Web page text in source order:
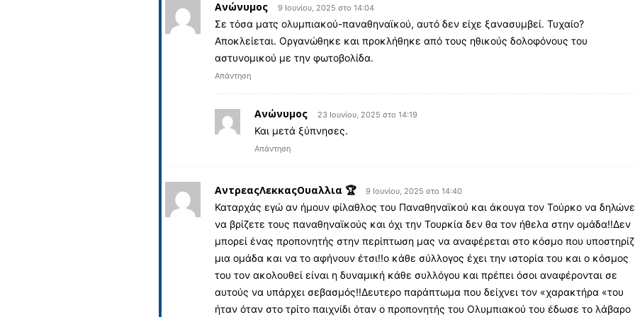
Ανώνυμος 9 Ιουνίου, 2025 στο 14:04
Σε τόσα ματς ολυμπιακού-παναθηναϊκού, αυτό δεν είχε ξανασυμβεί. Τυχαίο?
Αποκλείεται. Οργανώθηκε και προκλήθηκε από τους ηθικούς δολοφόνους του
αστυνομικού με την φωτοβολίδα.
Απάντηση
Ανώνυμος 23 Ιουνίου, 2025 στο 14:19
Και μετά ξύπνησες.
Απάντηση
ΑντρεαςΛεκκαςΟυαλλια 🏆 9 Ιουνίου, 2025 στο 14:40
Καταρχάς εγώ αν ήμουν φίλαθλος του Παναθηναϊκού και άκουγα τον Τούρκο να
να βρίζετε τους παναθηναϊκούς και όχι την Τουρκία δεν θα τον ήθελα στην ομάδα!!Δεν
μπορεί ένας προπονητής στην περίπτωση μας να αναφέρεται στο κόσμο που
μια ομάδα και να το αφήνουν έτσι!!ο κάθε σύλλογος έχει την ιστορία του και ο κόσμος
του τον ακολουθεί είναι η δυναμική κάθε συλλόγου και πρέπει όσοι αναφέρονται σε
αυτούς να υπάρχει σεβασμός!!Δευτερο παράπτωμα που δείχνει τον «χαρακτήρα «του
ήταν όταν στο τρίτο παιχνίδι όταν ο προπονητής του Ολυμπιακού του έδωσε το λάβαρο